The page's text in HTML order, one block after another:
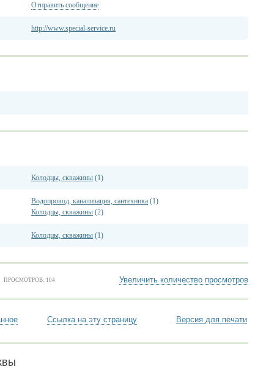
Отправить сообщение
http://www.special-service.ru
Колодцы, скважины (1)
Водопровод, канализация, сантехника (1)
Колодцы, скважины (2)
Колодцы, скважины (1)
ПРОСМОТРОВ: 104 Увеличить количество просмотров
Ссылка на эту страницу Версия для печати